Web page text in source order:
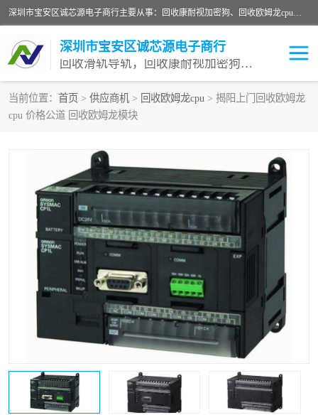
深圳市宝安区诚芯源电子商行主要从事：回收康耐视加密狗、回收欧姆龙cpu、回收欧姆龙模块等 一站式收购,能迅速便捷为客户消化库存、减少仓储、回笼资金，我们交易灵活方便，现金支付，价格优势合理，在业务方面赢得广大客户的一致好评 热情欢迎有库存需要处理的客户 请尽快联系我们
深圳市宝安区诚芯源电子商行
回收滑轨导轨，回收康耐视加密狗，回收欧姆龙PLC
当前位置： 首页 > 供应商机 > 回收欧姆龙cpu > 揭阳上门回收欧姆龙
cpu 价格公道 回收欧姆龙模块
回收欧姆龙模块
回收欧姆龙cpu